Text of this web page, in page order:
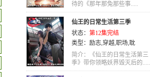
惊悚 玄幻,LOLI,剧情,社会
争,喜剧,国语,历史,动画
待的《那年那兔那些事.....
仙王的日常生活第三季
状态： 第12集完结
类型： 励志,穿越,职场,耽
美,LOLI ,机战,童话 ,少女,轻松,
运动 ,恐怖,亲情,女性向,搞笑,TV
版,奇幻,战斗,国语
简介：《仙王的日常生活第三
季》带你领略妖界毁灭后的.....